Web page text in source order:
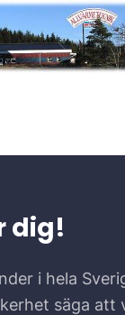
dig!
i hela
säga att